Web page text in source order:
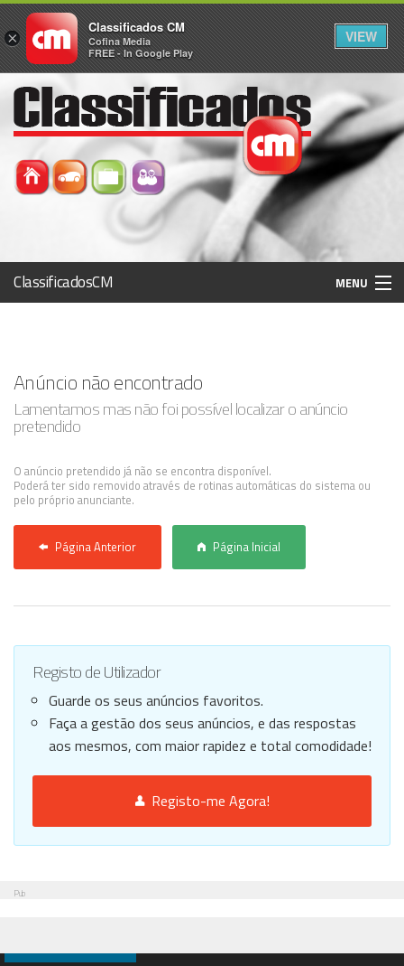
ClassificadosCM MENU
Registo / Login
Anunciar Agora
Anúncio não encontrado
Lamentamos mas não foi possível localizar o anúncio
pretendido
O anúncio pretendido já não se encontra disponível.
Poderá ter sido removido através de rotinas automáticas do sistema ou
pelo próprio anunciante.
Página Anterior Página Inicial
Registo de Utilizador
Guarde os seus anúncios favoritos.
Faça a gestão dos seus anúncios, e das respostas
aos mesmos, com maior rapidez e total comodidade!
Registo-me Agora!
Pub
×
Classificados CM
Cofina Media
FREE - In Google Play
VIEW